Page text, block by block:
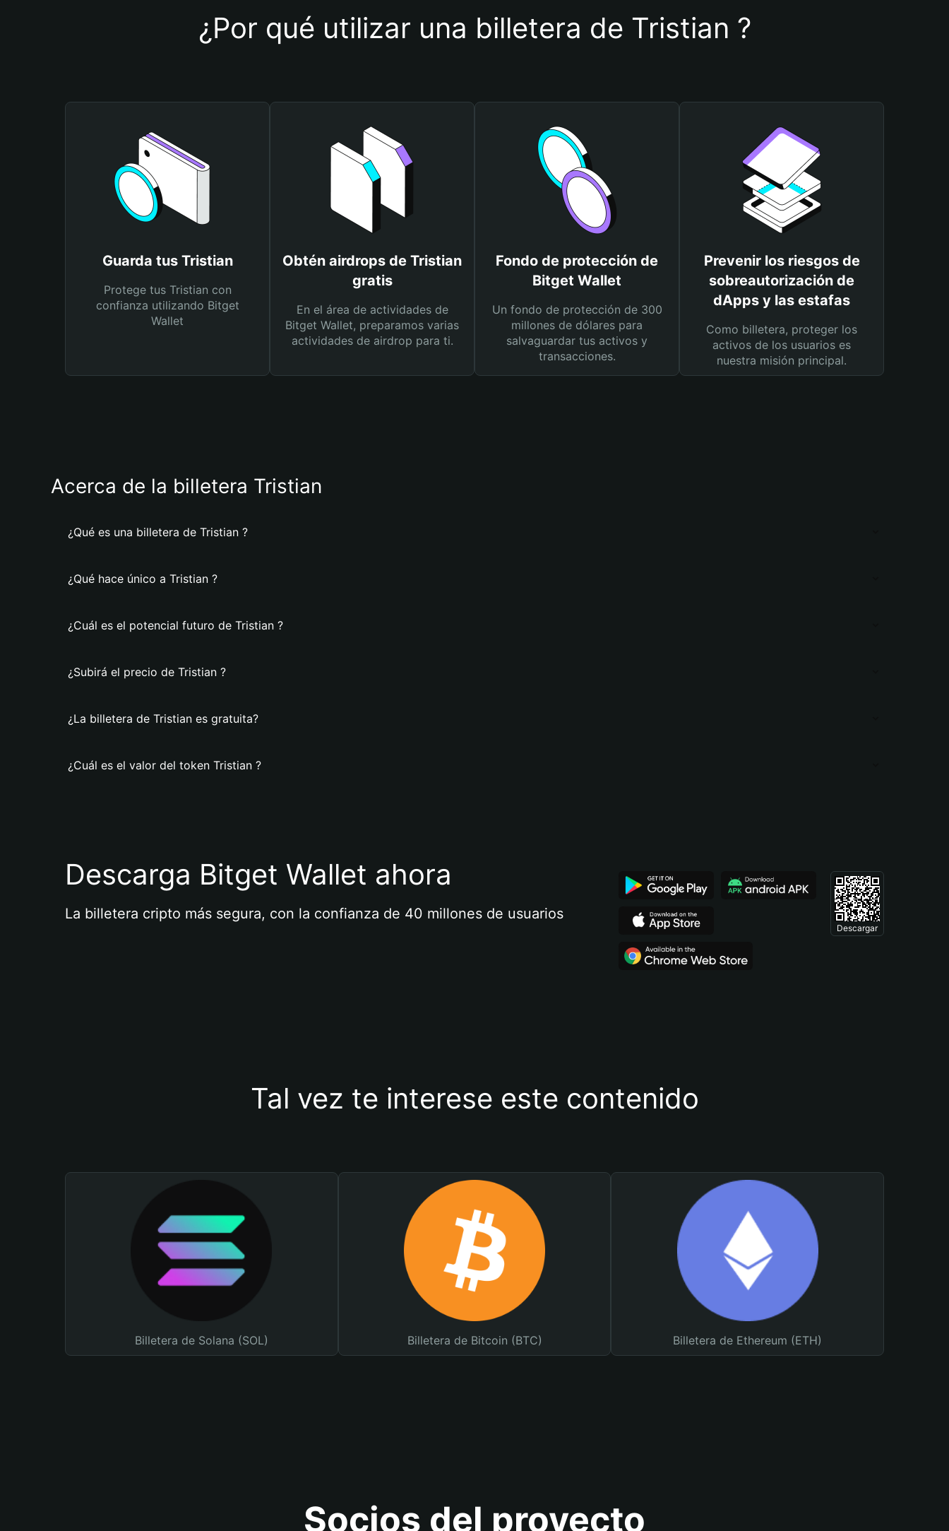
¿Por qué utilizar una billetera de Tristian ?
Guarda tus Tristian
Protege tus Tristian con
confianza utilizando Bitget
Wallet
Obtén airdrops de Tristian
gratis
En el área de actividades de
Bitget Wallet, preparamos varias
actividades de airdrop para ti.
Fondo de protección de
Bitget Wallet
Un fondo de protección de 300
millones de dólares para
salvaguardar tus activos y
transacciones.
Prevenir los riesgos de
sobreautorización de
dApps y las estafas
Como billetera, proteger los
activos de los usuarios es
nuestra misión principal.
Acerca de la billetera Tristian
¿Qué es una billetera de Tristian ?
¿Qué hace único a Tristian ?
¿Cuál es el potencial futuro de Tristian ?
¿Subirá el precio de Tristian ?
¿La billetera de Tristian es gratuita?
¿Cuál es el valor del token Tristian ?
Descarga Bitget Wallet ahora
La billetera cripto más segura, con la confianza de 40 millones de usuarios
Descargar
Tal vez te interese este contenido
Billetera de Solana (SOL) Billetera de Bitcoin (BTC) Billetera de Ethereum (ETH)
Socios del proyecto